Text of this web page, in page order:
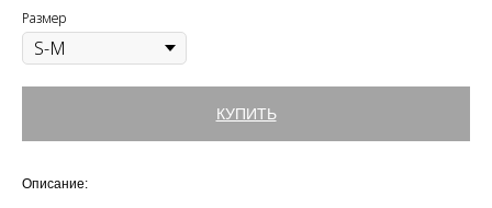
Размер
КУПИТЬ
Описание: